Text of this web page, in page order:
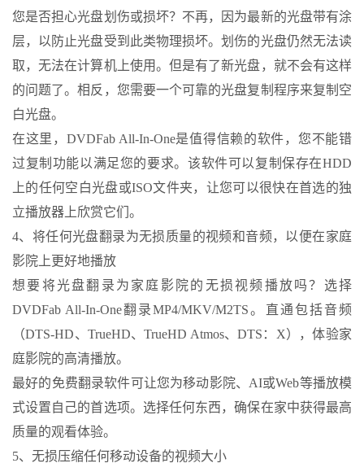
您是否担心光盘划伤或损坏？不再，因为最新的光盘带有涂
层，以防止光盘受到此类物理损坏。划伤的光盘仍然无法读
取，无法在计算机上使用。但是有了新光盘，就不会有这样
的问题了。相反，您需要一个可靠的光盘复制程序来复制空
白光盘。
在这里，DVDFab All-In-One是值得信赖的软件，您不能错
过复制功能以满足您的要求。该软件可以复制保存在HDD
上的任何空白光盘或ISO文件夹，让您可以很快在首选的独
立播放器上欣赏它们。
4、将任何光盘翻录为无损质量的视频和音频，以便在家庭
影院上更好地播放
想要将光盘翻录为家庭影院的无损视频播放吗？选择
DVDFab All-In-One翻录MP4/MKV/M2TS。直通包括音频
（DTS-HD、TrueHD、TrueHD Atmos、DTS：X），体验家
庭影院的高清播放。
最好的免费翻录软件可让您为移动影院、AI或Web等播放模
式设置自己的首选项。选择任何东西，确保在家中获得最高
质量的观看体验。
5、无损压缩任何移动设备的视频大小